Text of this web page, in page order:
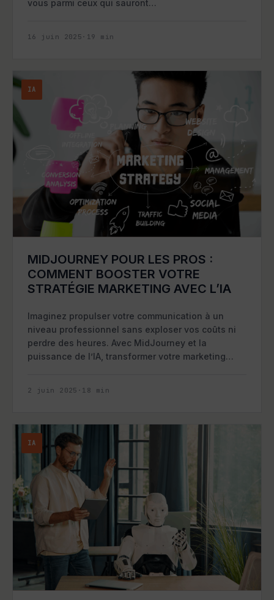
vous parmi ceux qui sauront…
16 juin 2025 · 19 min
IA
MIDJOURNEY POUR LES PROS :
COMMENT BOOSTER VOTRE
STRATÉGIE MARKETING AVEC L’IA
Imaginez propulser votre communication à un
niveau professionnel sans exploser vos coûts ni
perdre des heures. Avec MidJourney et la
puissance de l’IA, transformer votre marketing…
2 juin 2025 · 18 min
IA